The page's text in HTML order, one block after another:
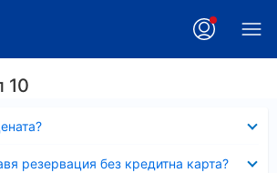
10
резервация без кредитна карта?